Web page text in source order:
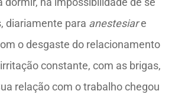
diariamente para anestesiare
o desgaste do relacionamento
constante, com as brigas,
relação com o trabalho chegou